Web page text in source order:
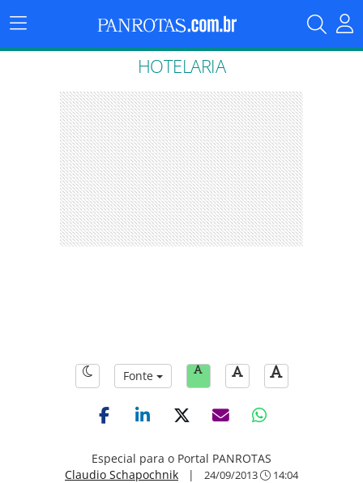
Menu
Principal
HOTELARIA
Fonte
Especial para o Portal PANROTAS
Claudio Schapochnik | 24/09/2013 14:04